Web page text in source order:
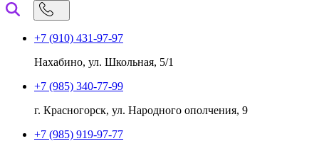
+7 (910) 431-97-97
Нахабино, ул. Школьная, 5/1
+7 (985) 340-77-99
г. Красногорск, ул. Народного ополчения, 9
+7 (985) 919-97-77